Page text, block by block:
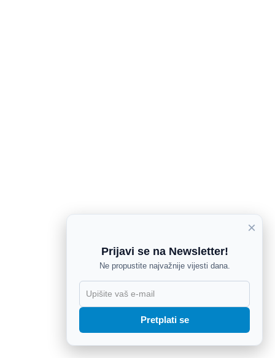
×
Prijavi se na Newsletter!
Ne propustite najvažnije vijesti dana.
Pretplati se